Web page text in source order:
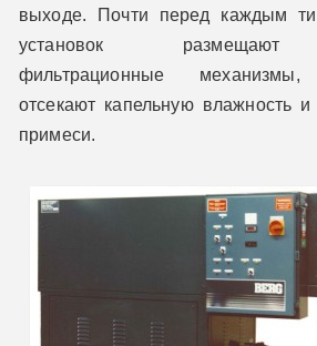
выходе. Почти перед каждым
установок
фильтрационные
отсекают капельную влажность
примеси.